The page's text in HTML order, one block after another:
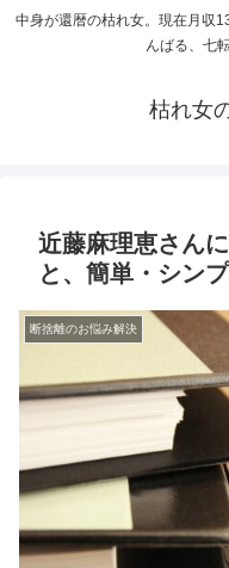
中身が還暦の枯れ女。現在月収
んばる、七
枯れ女
近藤麻理恵さん
と、簡単・シン
断捨離のお悩み解決